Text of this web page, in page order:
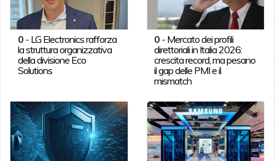
0- LG Electronics rafforza
la struttura organizzativa
della divisione Eco
Solutions
0 - Mercato dei profili
direttoriali in Italia 2026:
crescita record, ma pesano
il gap delle PMI e il
mismatch